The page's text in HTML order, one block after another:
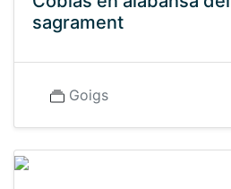
sagrament
Goigs